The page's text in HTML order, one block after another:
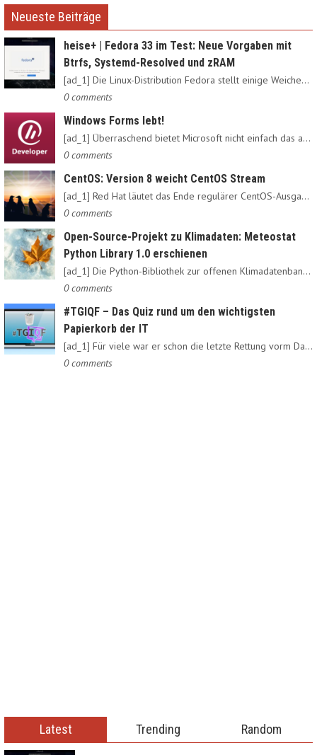
Neueste Beiträge
heise+ | Fedora 33 im Test: Neue Vorgaben mit
Btrfs, Systemd-Resolved und zRAM
[ad_1] Die Linux-Distribution Fedora stellt einige Weichen neu:…
0 comments
Windows Forms lebt!
[ad_1] Überraschend bietet Microsoft nicht einfach das alte…
0 comments
CentOS: Version 8 weicht CentOS Stream
[ad_1] Red Hat läutet das Ende regulärer CentOS-Ausgaben ein:…
0 comments
Open-Source-Projekt zu Klimadaten: Meteostat
Python Library 1.0 erschienen
[ad_1] Die Python-Bibliothek zur offenen Klimadatenbank Meteostat…
0 comments
#TGIQF – Das Quiz rund um den wichtigsten
Papierkorb der IT
[ad_1] Für viele war er schon die letzte Rettung vorm Daten-Nirvana:…
0 comments
Latest Trending Random